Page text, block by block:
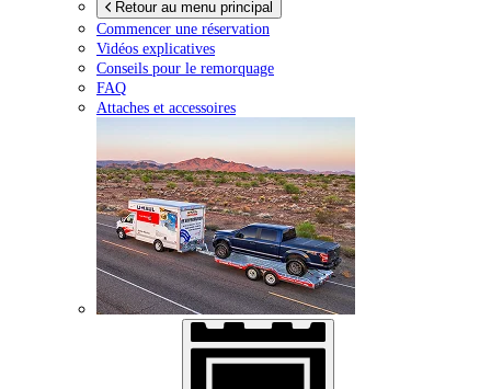
Retour au menu principal
Commencer une réservation
Vidéos explicatives
Conseils pour le remorquage
FAQ
Attaches et accessoires